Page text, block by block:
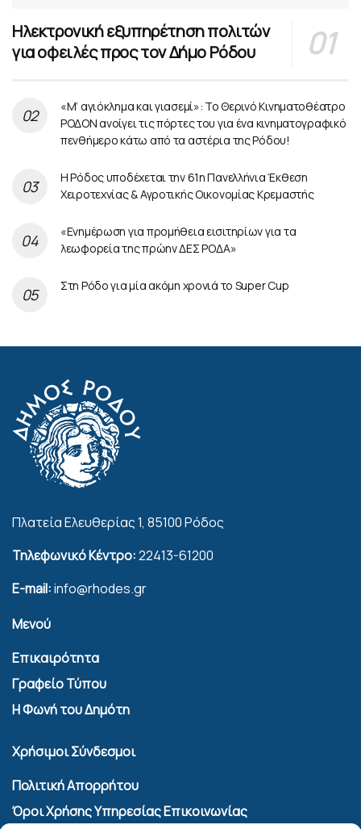
Ηλεκτρονική εξυπηρέτηση πολιτών
για οφειλές προς τον Δήμο Ρόδου
«Μ’ αγιόκλημα και γιασεμί»: Το Θερινό Κινηματοθέατρο
ΡΟΔΟΝ ανοίγει τις πόρτες του για ένα κινηματογραφικό
πενθήμερο κάτω από τα αστέρια της Ρόδου!
Η Ρόδος υποδέχεται την 61η Πανελλήνια Έκθεση
Χειροτεχνίας & Αγροτικής Οικονομίας Κρεμαστής
«Ενημέρωση για προμήθεια εισιτηρίων για τα
λεωφορεία της πρώην ΔΕΣ ΡΟΔΑ»
Στη Ρόδο για μία ακόμη χρονιά το Super Cup
Πλατεία Ελευθερίας 1, 85100 Ρόδος
Τηλεφωνικό Κέντρο:22413-61200
E-mail:info@rhodes.gr
Μενού
Επικαιρότητα
Γραφείο Τύπου
Η Φωνή του Δημότη
Χρήσιμοι Σύνδεσμοι
Πολιτική Απορρήτου
Όροι Χρήσης Υπηρεσίας Επικοινωνίας